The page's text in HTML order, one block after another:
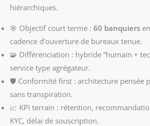
hiérarchiques.
🎯 Objectif court terme : 60 banquiers
cadence d’ouverture de bureaux tenue.
🧩 Différenciation : hybride “humain +
service type agrégateur.
🛡️ Conformité first : architecture pensée
sans transpiration.
📈 KPI terrain : rétention,
KYC, délai de souscription.